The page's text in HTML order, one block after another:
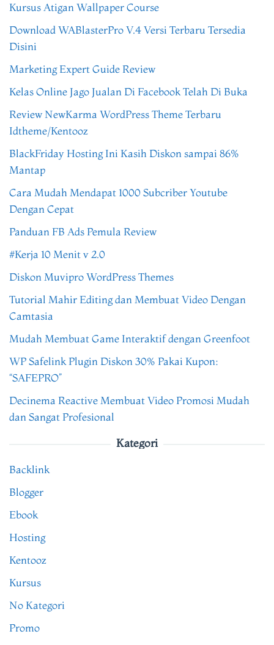
Kursus Atigan Wallpaper Course
Download WABlasterPro V.4 Versi Terbaru Tersedia
Disini
Marketing Expert Guide Review
Kelas Online Jago Jualan Di Facebook Telah Di Buka
Review NewKarma WordPress Theme Terbaru
Idtheme/Kentooz
BlackFriday Hosting Ini Kasih Diskon sampai 86%
Mantap
Cara Mudah Mendapat 1000 Subcriber Youtube
Dengan Cepat
Panduan FB Ads Pemula Review
#Kerja 10 Menit v 2.0
Diskon Muvipro WordPress Themes
Tutorial Mahir Editing dan Membuat Video Dengan
Camtasia
Mudah Membuat Game Interaktif dengan Greenfoot
WP Safelink Plugin Diskon 30% Pakai Kupon:
“SAFEPRO”
Decinema Reactive Membuat Video Promosi Mudah
dan Sangat Profesional
Kategori
Backlink
Blogger
Ebook
Hosting
Kentooz
Kursus
No Kategori
Promo